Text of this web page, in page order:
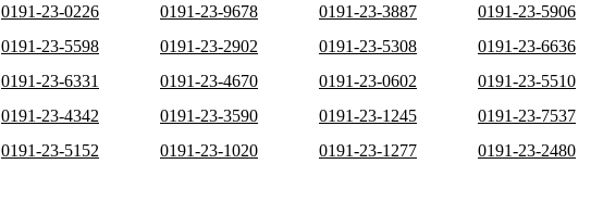
0191-23-0226
0191-23-9678 0191-23-3887 0191-23-5906
0191-23-5598
0191-23-2902 0191-23-5308 0191-23-6636
0191-23-6331
0191-23-4670 0191-23-0602 0191-23-5510
0191-23-4342
0191-23-3590 0191-23-1245 0191-23-7537
0191-23-5152
0191-23-1020 0191-23-1277 0191-23-2480